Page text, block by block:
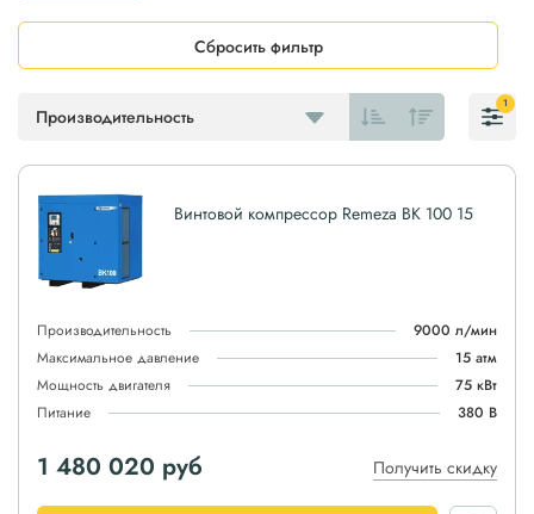
Производительность
Сбросить фильтр
1
Винтовой компрессор Remeza ВК 100 15
Производительность
9000 л/мин
Максимальное давление
15 атм
Мощность двигателя
75 кВт
Питание
380 В
1 480 020 руб Получить скидку